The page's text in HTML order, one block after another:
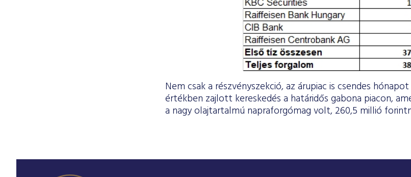
Nem csak a részvényszekció, az árupiac is csendes
értékben zajlott kereskedés a határidős gabona piacon,
a nagy olajtartalmú napraforgómag volt, 260,5 millió